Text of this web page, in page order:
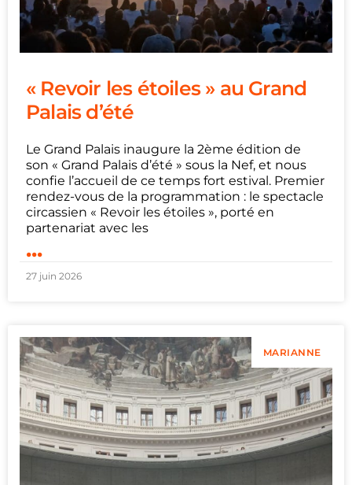
« Revoir les étoiles » au Grand
Palais d’été
Le Grand Palais inaugure la 2ème édition de
son « Grand Palais d’été » sous la Nef, et nous
confie l’accueil de ce temps fort estival. Premier
rendez-vous de la programmation : le spectacle
circassien « Revoir les étoiles », porté en
partenariat avec les
...
27 juin 2026
MARIANNE